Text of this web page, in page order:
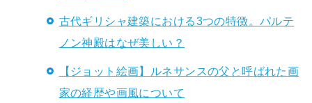
古代ギリシャ建築における3つの特徴。パルテ
ノン神殿はなぜ美しい？
【ジョット絵画】ルネサンスの父と呼ばれた画
家の経歴や画風について